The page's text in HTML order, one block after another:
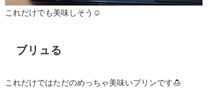
これだけでも美味しそう☺️
ブリュる
これだけではただのめっちゃ美味いプリンです🍮